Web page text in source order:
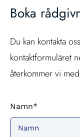
Boka
Du kan kontakta
kontaktformuläret
återkommer vi
Namn*